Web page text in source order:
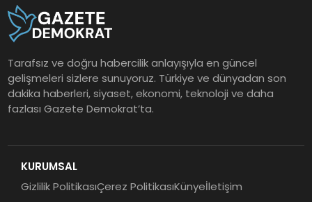
Tarafsız ve doğru habercilik anlayışıyla en güncel
gelişmeleri sizlere sunuyoruz. Türkiye ve dünyadan son
dakika haberleri, siyaset, ekonomi, teknoloji ve daha
fazlası Gazete Demokrat’ta.
KURUMSAL
Gizlilik PolitikasıÇerez PolitikasıKünyeİletişim